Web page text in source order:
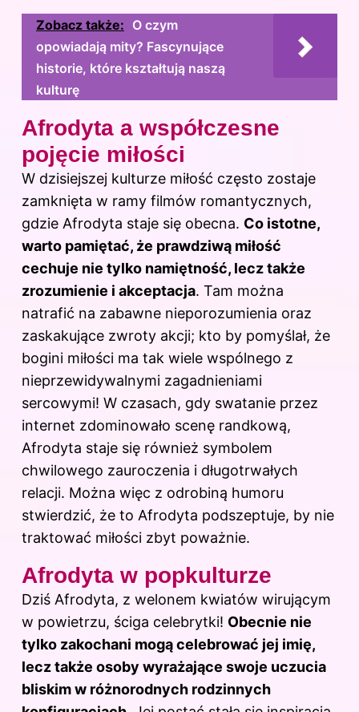
Zobacz także: O czym
opowiadają mity? Fascynujące
historie, które kształtują naszą
kulturę
Afrodyta a współczesne
pojęcie miłości
W dzisiejszej kulturze miłość często zostaje
zamknięta w ramy filmów romantycznych,
gdzie Afrodyta staje się obecna. Co istotne,
warto pamiętać, że prawdziwą miłość
cechuje nie tylko namiętność, lecz także
zrozumienie i akceptacja. Tam można
natrafić na zabawne nieporozumienia oraz
zaskakujące zwroty akcji; kto by pomyślał, że
bogini miłości ma tak wiele wspólnego z
nieprzewidywalnymi zagadnieniami
sercowymi! W czasach, gdy swatanie przez
internet zdominowało scenę randkową,
Afrodyta staje się również symbolem
chwilowego zauroczenia i długotrwałych
relacji. Można więc z odrobiną humoru
stwierdzić, że to Afrodyta podszeptuje, by nie
traktować miłości zbyt poważnie.
Afrodyta w popkulturze
Dziś Afrodyta, z welonem kwiatów wirującym
w powietrzu, ściga celebrytki! Obecnie nie
tylko zakochani mogą celebrować jej imię,
lecz także osoby wyrażające swoje uczucia
bliskim w różnorodnych rodzinnych